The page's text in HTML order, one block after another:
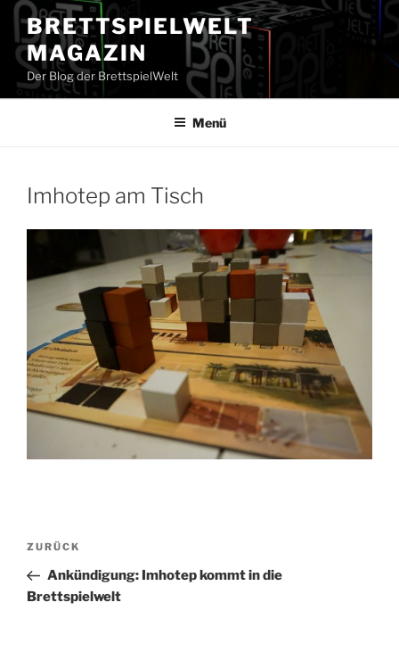
Zum
Inhalt
springen
BRETTSPIELWELT
MAGAZIN
Der Blog der BrettspielWelt
Menü
Imhotep am Tisch
Beitragsnavigation
Vorheriger
Beitrag
ZURÜCK
Ankündigung: Imhotep kommt in die
Brettspielwelt